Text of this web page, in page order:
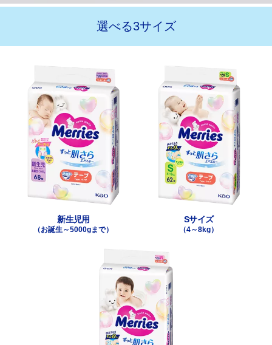
選べる3サイズ
新生児用
（お誕生～5000gまで）
Sサイズ
（4～8kg）